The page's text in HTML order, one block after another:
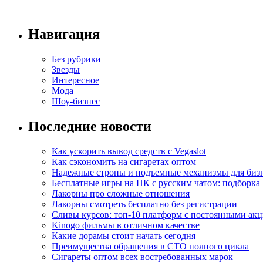
Навигация
Без рубрики
Звезды
Интересное
Мода
Шоу-бизнес
Последние новости
Как ускорить вывод средств с Vegaslot
Как сэкономить на сигаретах оптом
Надежные стропы и подъемные механизмы для
Бесплатные игры на ПК с русским чатом: подборка
Лакорны про сложные отношения
Лакорны смотреть бесплатно без регистрации
Сливы курсов: топ-10 платформ с постоянными
Kinogo фильмы в отличном качестве
Какие дорамы стоит начать сегодня
Преимущества обращения в СТО полного цикла
Сигареты оптом всех востребованных марок